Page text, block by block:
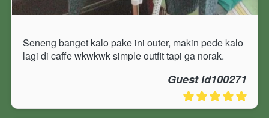
Seneng banget kalo pake ini outer, makin pede kalo
lagi di caffe wkwkwk simple outfit tapi ga norak.
Guest id100271